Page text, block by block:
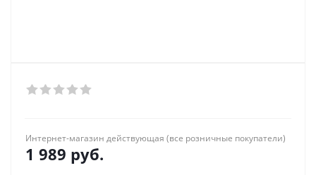
Интернет-магазин действующая (все розничные покупатели)
1 989 руб.